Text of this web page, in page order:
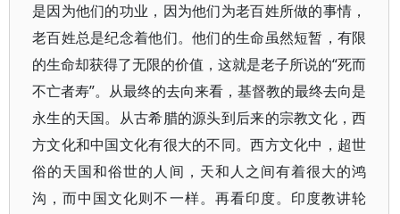
是因为他们的功业，因为他们为老百姓所做的事情，
老百姓总是纪念着他们。他们的生命虽然短暂，有限
的生命却获得了无限的价值，这就是老子所说的“死而
不亡者寿”。从最终的去向来看，基督教的最终去向是
永生的天国。从古希腊的源头到后来的宗教文化，西
方文化和中国文化有很大的不同。西方文化中，超世
俗的天国和俗世的人间，天和人之间有着很大的鸿
沟，而中国文化则不一样。再看印度。印度教讲轮